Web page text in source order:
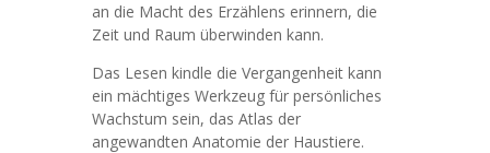
an die Macht des Erzählens erinnern, die
Zeit und Raum überwinden kann.
Das Lesen kindle die Vergangenheit kann
ein mächtiges Werkzeug für persönliches
Wachstum sein, das Atlas der
angewandten Anatomie der Haustiere.